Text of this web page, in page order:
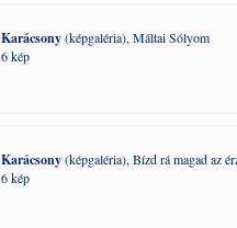
Karácsony(képgaléria), Máltai Sólyom
6 kép
Karácsony(képgaléria), Bízd rá magad az
6 kép